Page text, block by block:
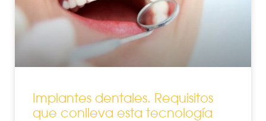
Implantes dentales. Requisitos
que conlleva esta tecnología